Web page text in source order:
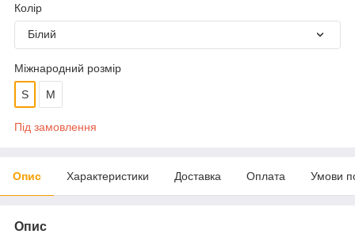
Колір
Білий
Міжнародний розмір
S М
Під замовлення
Опис Характеристики Доставка Оплата Умови
Опис